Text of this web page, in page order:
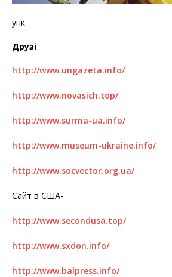
упк
Друзі
http://www.ungazeta.info/
http://www.novasich.top/
http://www.surma-ua.info/
http://www.museum-ukraine.info/
http://www.socvector.org.ua/
Сайт в США-
http://www.secondusa.top/
http://www.sxdon.info/
http://www.balpress.info/